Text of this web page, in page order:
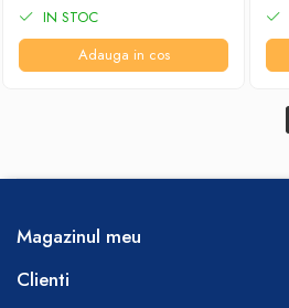
IN STOC
Adauga in cos
Magazinul meu
Clienti